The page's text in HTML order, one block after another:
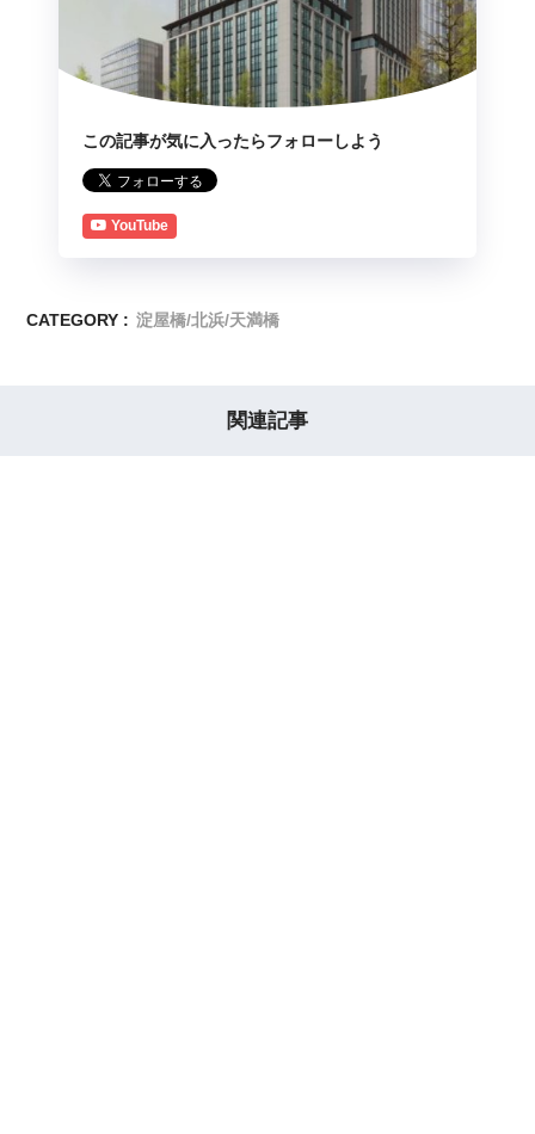
この記事が気に入ったらフォローしよう
YouTube
CATEGORY : 淀屋橋/北浜/天満橋
関連記事